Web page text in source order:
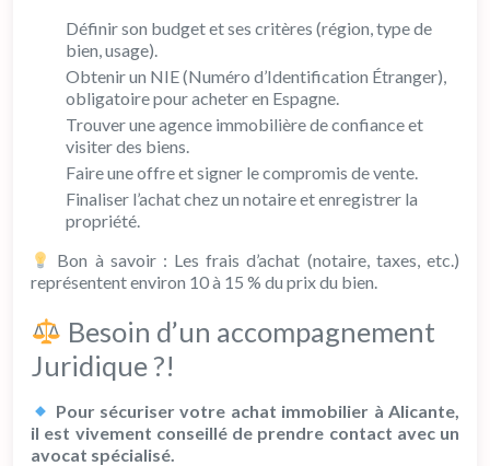
Définir son budget et ses critères (région, type de
bien, usage).
Obtenir un NIE (Numéro d’Identification Étranger),
obligatoire pour acheter en Espagne.
Trouver une agence immobilière de confiance et
visiter des biens.
Faire une offre et signer le compromis de vente.
Finaliser l’achat chez un notaire et enregistrer la
propriété.
Bon à savoir : Les frais d’achat (notaire, taxes, etc.)
représentent environ 10 à 15 % du prix du bien.
Besoin d’un accompagnement
Juridique ?!
Pour sécuriser votre achat immobilier à Alicante,
il est vivement conseillé de prendre contact avec un
avocat spécialisé.